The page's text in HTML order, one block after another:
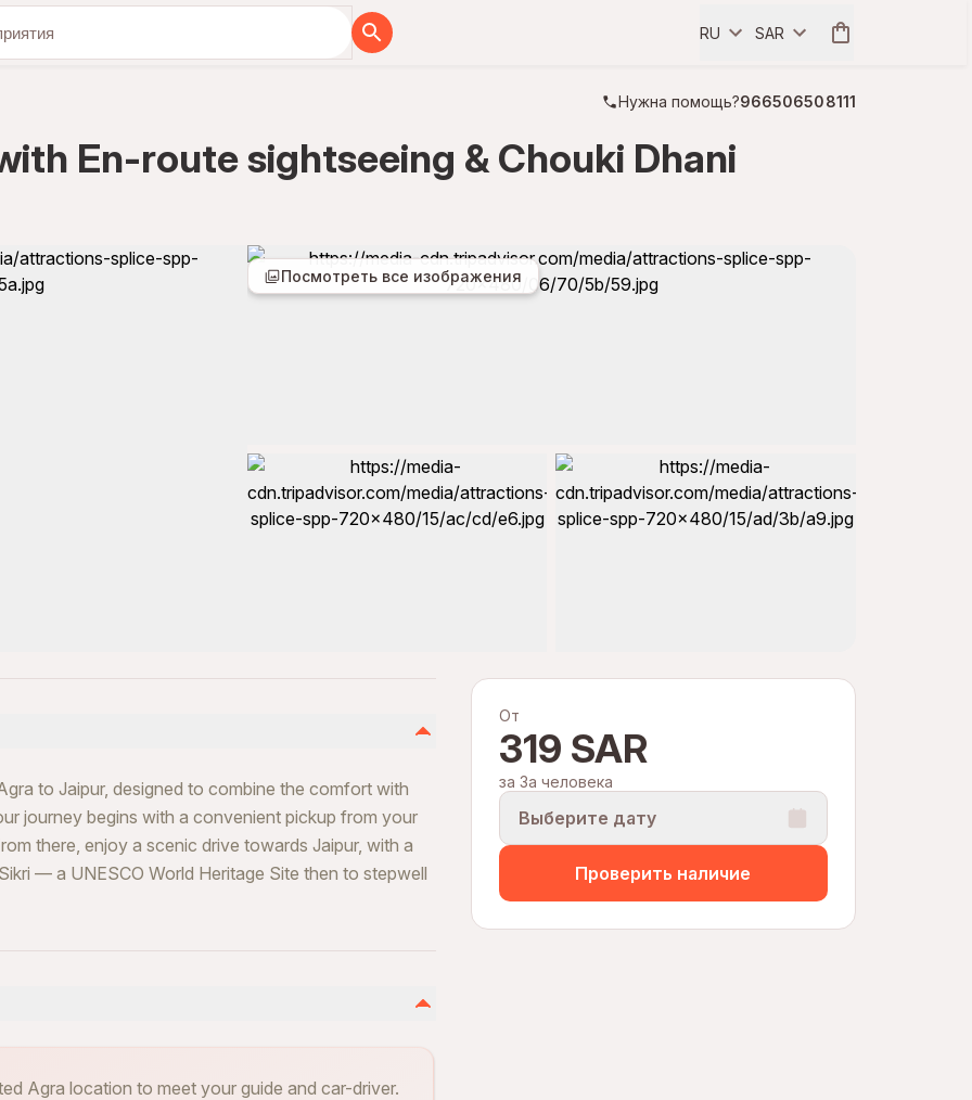
вместе с нами RU SAR
Нужна помощь?966506508111
En-route sightseeing & Chouki Dhani
Посмотреть все изображения
От
319 SAR
за За человека
Выберите дату
Проверить наличие
to Jaipur, designed to combine the comfort with
journey begins with a convenient pickup from your
there, enjoy a scenic drive towards Jaipur, with a
— a UNESCO World Heritage Site then to stepwell
Agra location to meet your guide and car-driver.